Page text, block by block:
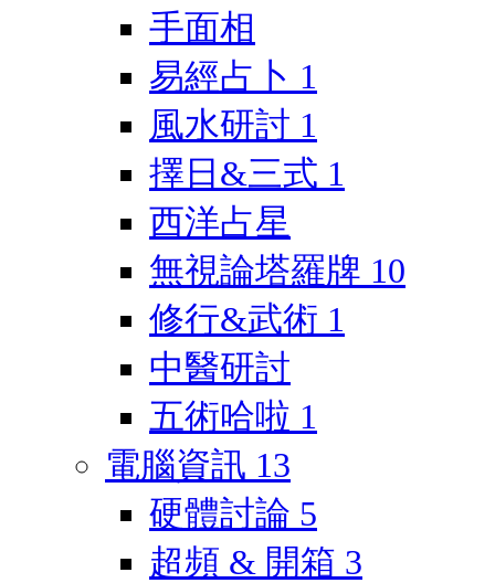
手面相
易經占卜 1
風水研討 1
擇日&三式 1
西洋占星
無視論塔羅牌 10
修行&武術 1
中醫研討
五術哈啦 1
電腦資訊 13
硬體討論 5
超頻 & 開箱 3